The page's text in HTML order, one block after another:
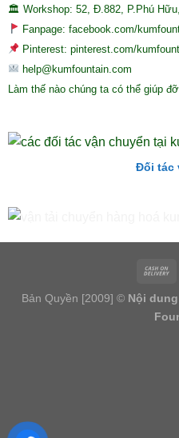
🏛 Workshop: 52, Đ.882, P.Phú
Fanpage: facebook.com/
Pinterest: pinterest.com/
help@kumfountain.com
Làm thế nào chúng ta có thể giúp
Đối tác
Bản Quyền [2009] © Nội